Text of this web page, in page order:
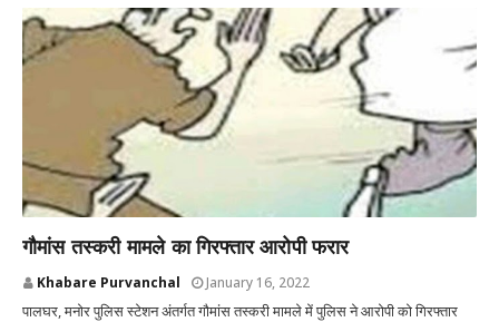
गौमांस तस्करी मामले का गिरफ्तार आरोपी फरार
Khabare Purvanchal January 16, 2022
पालघर, मनोर पुलिस स्टेशन अंतर्गत गौमांस तस्करी मामले में पुलिस ने आरोपी को गिरफ्तार